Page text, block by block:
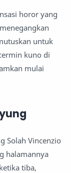
horor yang
untuk
kuno di
mulai
Solah Vincenzio
halamannya
tiba,